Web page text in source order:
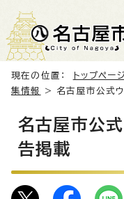
現在の位置： トップページ
集情報
> 名古屋市公式ウ
名古屋市公式
告掲載